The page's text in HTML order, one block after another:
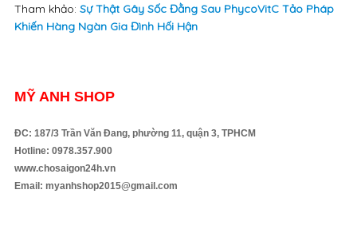
Tham khảo: Sự Thật Gây Sốc Đằng Sau PhycoVitC Tảo Pháp
Khiến Hàng Ngàn Gia Đình Hối Hận
MỸ ANH SHOP
ĐC: 187/3 Trần Văn Đang, phường 11, quận 3, TPHCM
Hotline: 0978.357.900
www.chosaigon24h.vn
Email: myanhshop2015@gmail.com